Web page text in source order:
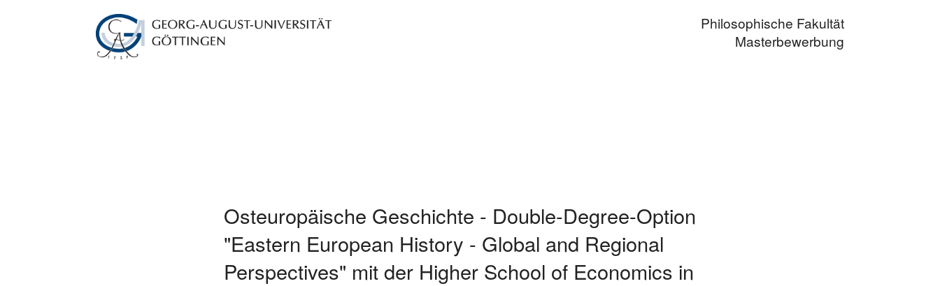
Philosophische Fakultät
Masterbewerbung
Osteuropäische Geschichte - Double-Degree-Option
"Eastern European History - Global and Regional
Perspectives" mit der Higher School of Economics in